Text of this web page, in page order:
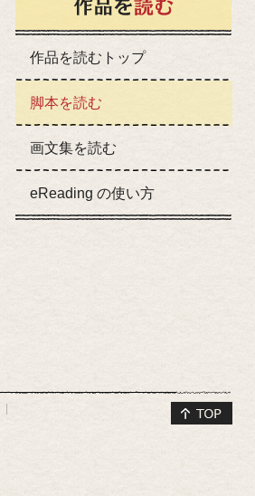
作品を読むトップ
脚本を読む
画文集を読む
eReading の使い方